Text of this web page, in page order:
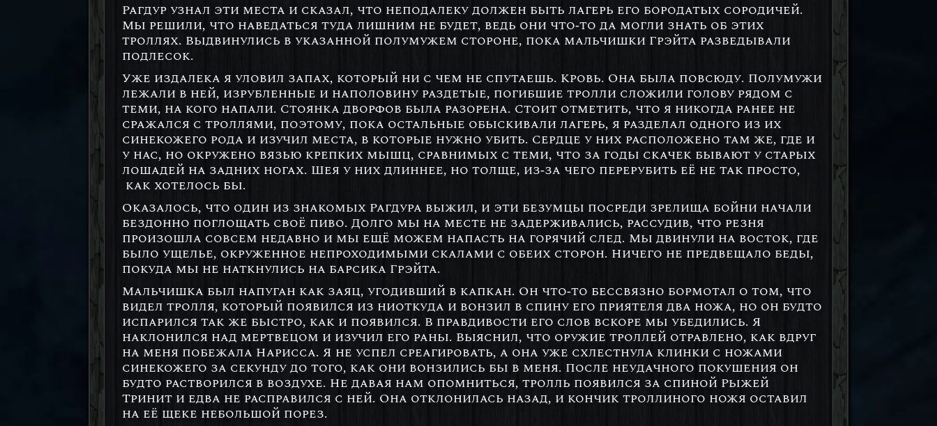
Рагдур узнал эти места и сказал, что неподалеку должен быть лагерь его бородатых сородичей.
Мы решили, что наведаться туда лишним не будет, ведь они что-то да могли знать об этих
троллях. Выдвинулись в указанной полумужем стороне, пока мальчишки Грэйта разведывали
подлесок.
Уже издалека я уловил запах, который ни с чем не спутаешь. Кровь. Она была повсюду. Полумужи
лежали в ней, изрубленные и наполовину раздетые, погибшие тролли сложили голову рядом с
теми, на кого напали. Стоянка дворфов была разорена. Стоит отметить, что я никогда ранее не
сражался с троллями, поэтому, пока остальные обыскивали лагерь, я разделал одного из их
синекожего рода и изучил места, в которые нужно убить. Сердце у них расположено там же, где и
у нас, но окружено вязью крепких мышц, сравнимых с теми, что за годы скачек бывают у старых
лошадей на задних ногах. Шея у них длиннее, но толще, из-за чего перерубить её не так просто,
как хотелось бы.
Оказалось, что один из знакомых Рагдура выжил, и эти безумцы посреди зрелища бойни начали
бездонно поглощать своё пиво. Долго мы на месте не задерживались, рассудив, что резня
произошла совсем недавно и мы ещё можем напасть на горячий след. Мы двинули на восток, где
было ущелье, окруженное непроходимыми скалами с обеих сторон. Ничего не предвещало беды,
покуда мы не наткнулись на барсика Грэйта.
Мальчишка был напуган как заяц, угодивший в капкан. Он что-то бессвязно бормотал о том, что
видел тролля, который появился из ниоткуда и вонзил в спину его приятеля два ножа, но он будто
испарился так же быстро, как и появился. В правдивости его слов вскоре мы убедились. Я
наклонился над мертвецом и изучил его раны. Выяснил, что оружие троллей отравлено, как вдруг
на меня побежала Нарисса. Я не успел среагировать, а она уже схлестнула клинки с ножами
синекожего за секунду до того, как они вонзились бы в меня. После неудачного покушения он
будто растворился в воздухе. Не давая нам опомниться, тролль появился за спиной Рыжей
Тринит и едва не расправился с ней. Она отклонилась назад, и кончик троллиного ножя оставил
на её щеке небольшой порез.